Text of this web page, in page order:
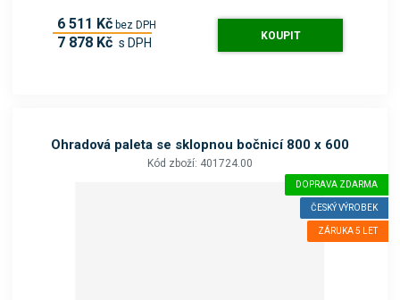
6 511 Kč bez DPH
7 878 Kč s DPH KOUPIT
Ohradová paleta se sklopnou bočnicí 800 x 600
Kód zboží: 401724.00
DOPRAVA ZDARMA
ČESKÝ VÝROBEK
ZÁRUKA 5 LET